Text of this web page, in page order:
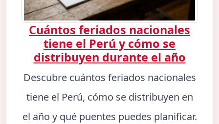
Cuántos feriados nacionales
tiene el Perú y cómo se
distribuyen durante el año
Descubre cuántos feriados nacionales
tiene el Perú, cómo se distribuyen en
el año y qué puentes puedes planificar.